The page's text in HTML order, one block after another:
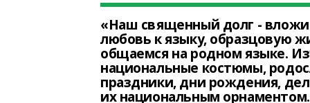
«Наш священный долг -
любовь к языку, образцовую
общаемся на родном языке.
национальные костюмы,
праздники, дни рождения,
их национальным